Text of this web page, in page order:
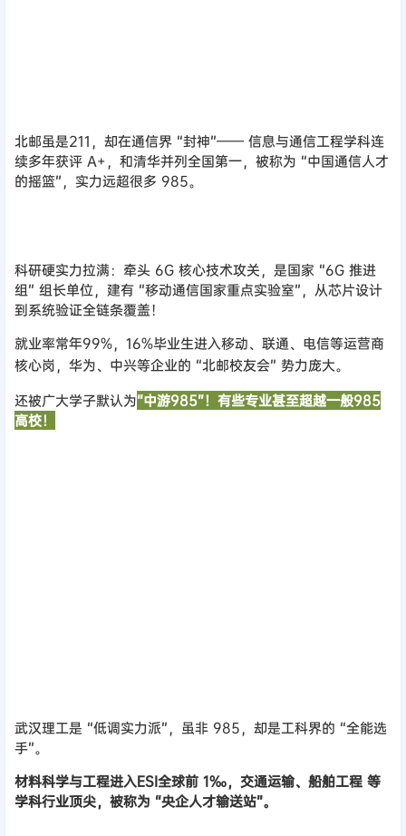
北邮虽是211，却在通信界 “封神”—— 信息与通信工程学科连
续多年获评 A+，和清华并列全国第一，被称为 “中国通信人才
的摇篮”，实力远超很多 985。
科研硬实力拉满：牵头 6G 核心技术攻关，是国家 “6G 推进
组” 组长单位，建有 “移动通信国家重点实验室”，从芯片设计
到系统验证全链条覆盖！
就业率常年99%，16%毕业生进入移动、联通、电信等运营商
核心岗，华为、中兴等企业的 “北邮校友会” 势力庞大。
还被广大学子默认为“中游985”！有些专业甚至超越一般985
高校！
武汉理工是 “低调实力派”，虽非 985，却是工科界的 “全能选
手”。
材料科学与工程进入ESI全球前 1‰，交通运输、船舶工程 等
学科行业顶尖，被称为 “央企人才输送站”。